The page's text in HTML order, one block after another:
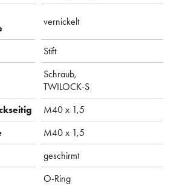
vernickelt
Stift
Schraub,
TWILOCK-S
M40 x 1,5
M40 x 1,5
geschirmt
O-Ring